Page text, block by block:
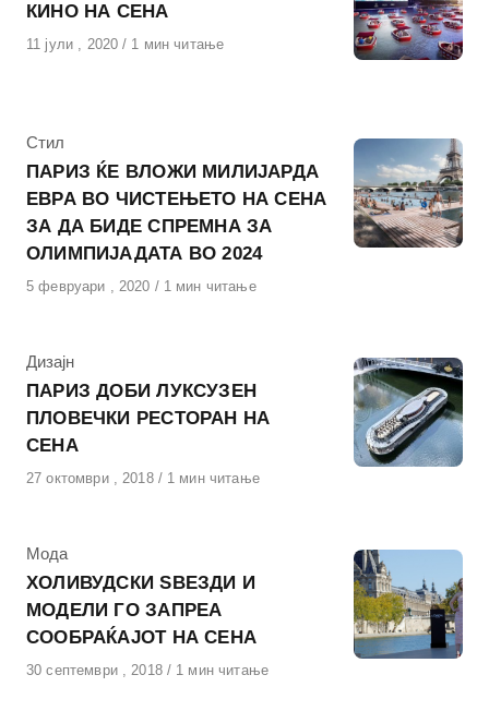
КИНО НА СЕНА
Објавено
11 јули , 2020 1 мин читање
КАтегорија
Стил
ПАРИЗ ЌЕ ВЛОЖИ МИЛИЈАРДА
ЕВРА ВО ЧИСТЕЊЕТО НА СЕНА
ЗА ДА БИДЕ СПРЕМНА ЗА
ОЛИМПИЈАДАТА ВО 2024
Објавено
5 февруари , 2020 1 мин читање
КАтегорија
Дизајн
ПАРИЗ ДОБИ ЛУКСУЗЕН
ПЛОВЕЧКИ РЕСТОРАН НА
СЕНА
Објавено
27 октомври , 2018 1 мин читање
КАтегорија
Мода
ХОЛИВУДСКИ ЅВЕЗДИ И
МОДЕЛИ ГО ЗАПРЕА
СООБРАЌАЈОТ НА СЕНА
Објавено
30 септември , 2018 1 мин читање